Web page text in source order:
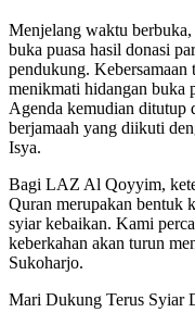
Menjelang waktu berbuka,
buka puasa hasil donasi
pendukung. Kebersamaan
menikmati hidangan buka
Agenda kemudian ditutup
berjamaah yang diikuti
Isya.
Bagi LAZ Al Qoyyim,
Quran merupakan bentuk
syiar kebaikan. Kami
keberkahan akan turun
Sukoharjo.
Mari Dukung Terus Syiar